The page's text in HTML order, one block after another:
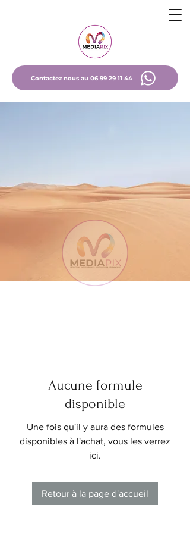
Contactez nous au 06 99 29 11 44
Aucune formule
disponible
Une fois qu'il y aura des formules
disponibles à l'achat, vous les verrez
ici.
Retour à la page d'accueil